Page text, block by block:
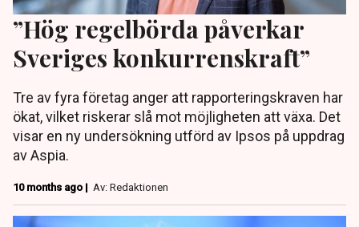
”Hög regelbörda påverkar
Sveriges konkurrenskraft”
Tre av fyra företag anger att rapporteringskraven har
ökat, vilket riskerar slå mot möjligheten att växa. Det
visar en ny undersökning utförd av Ipsos på uppdrag
av Aspia.
10 months ago | Av: Redaktionen